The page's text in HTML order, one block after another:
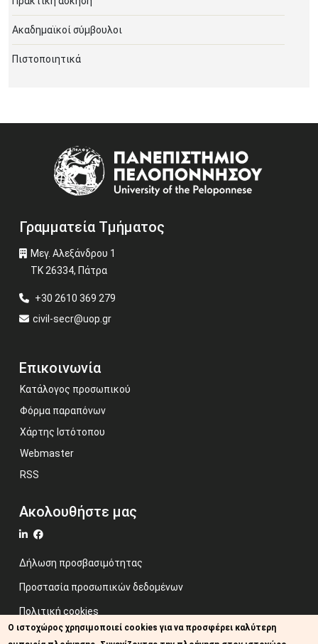
Ακαδημαϊκοί σύμβουλοι
Πιστοποιητικά
Γραμματεία Τμήματος
Μεγ. Αλεξάνδρου 1
ΤΚ 26334, Πάτρα
+30 2610 369 279
civil-secr@uop.gr
Επικοινωνία
Κατάλογος προσωπικού
Φόρμα παραπόνων
Χάρτης Ιστότοπου
Webmaster
RSS
Ακολουθήστε μας
Δήλωση προσβασιμότητας
Προστασία προσωπικών δεδομένων
Πολιτική cookies
Όροι χρήσης
Ο ιστοχώρος χρησιμοποιεί cookies για να προσφέρει καλύτερη